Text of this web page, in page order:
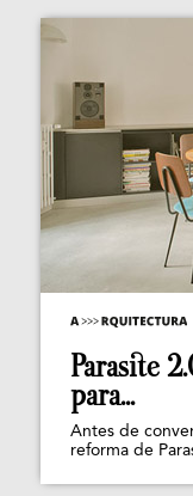
Parasite
para...
Antes de
reforma de